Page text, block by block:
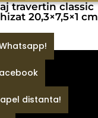
travertin classic
20,3×7,5×1 cm
distanta!